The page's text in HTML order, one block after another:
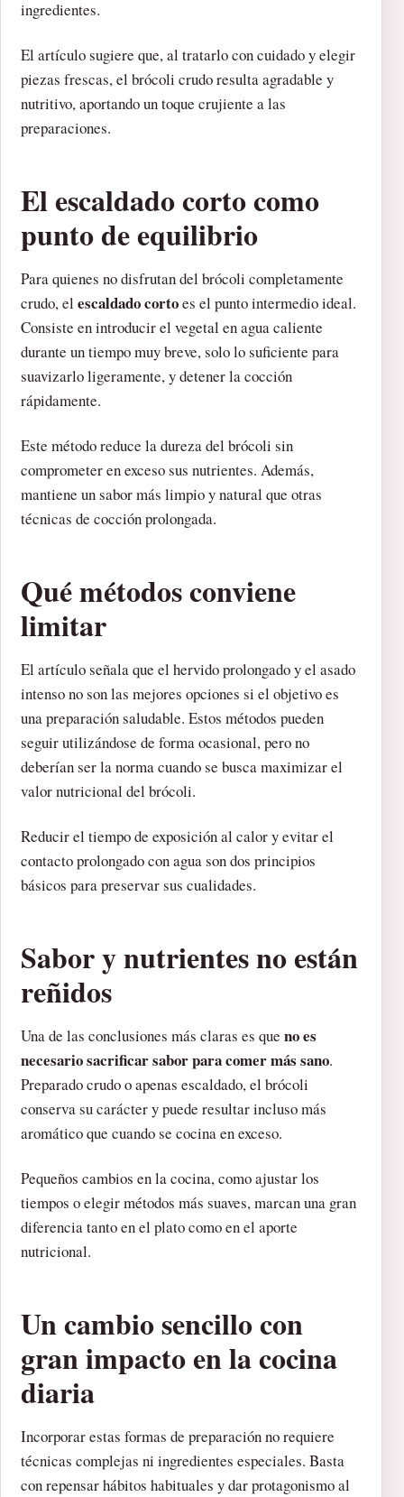
ingredientes.
El artículo sugiere que, al tratarlo con cuidado y elegir
piezas frescas, el brócoli crudo resulta agradable y
nutritivo, aportando un toque crujiente a las
preparaciones.
El escaldado corto como
punto de equilibrio
Para quienes no disfrutan del brócoli completamente
crudo, el escaldado cortoes el punto intermedio ideal.
Consiste en introducir el vegetal en agua caliente
durante un tiempo muy breve, solo lo suficiente para
suavizarlo ligeramente, y detener la cocción
rápidamente.
Este método reduce la dureza del brócoli sin
comprometer en exceso sus nutrientes. Además,
mantiene un sabor más limpio y natural que otras
técnicas de cocción prolongada.
Qué métodos conviene
limitar
El artículo señala que el hervido prolongado y el asado
intenso no son las mejores opciones si el objetivo es
una preparación saludable. Estos métodos pueden
seguir utilizándose de forma ocasional, pero no
deberían ser la norma cuando se busca maximizar el
valor nutricional del brócoli.
Reducir el tiempo de exposición al calor y evitar el
contacto prolongado con agua son dos principios
básicos para preservar sus cualidades.
Sabor y nutrientes no están
reñidos
Una de las conclusiones más claras es que no es
necesario sacrificar sabor para comer más sano.
Preparado crudo o apenas escaldado, el brócoli
conserva su carácter y puede resultar incluso más
aromático que cuando se cocina en exceso.
Pequeños cambios en la cocina, como ajustar los
tiempos o elegir métodos más suaves, marcan una gran
diferencia tanto en el plato como en el aporte
nutricional.
Un cambio sencillo con
gran impacto en la cocina
diaria
Incorporar estas formas de preparación no requiere
técnicas complejas ni ingredientes especiales. Basta
con repensar hábitos habituales y dar protagonismo al